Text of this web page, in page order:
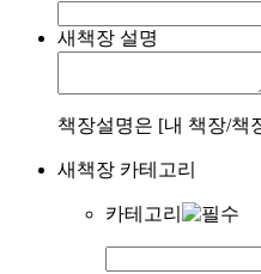
새책장 설명
책장설명은 [내 책장/책
새책장 카테고리
카테고리